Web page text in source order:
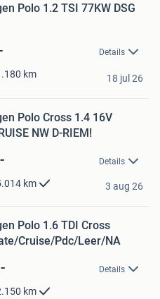
Polo 1.2 TSI 77KW DSG
Details
km 18 jul 26
Polo Cross 1.4 16V
NW D-RIEM!
Details
km 3 aug 26
Polo 1.6 TDI Cross
Cruise/Pdc/Leer/NA
Details
km